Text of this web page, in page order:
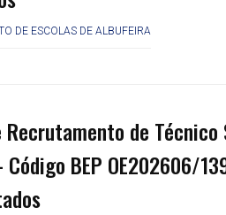
DE ESCOLAS DE ALBUFEIRA
de
BEP OE202606/